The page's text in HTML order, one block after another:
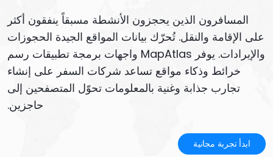
المسافرون الذين يحجزون الأنشطة مسبقاً ينفقون أكثر
على الإقامة والنقل. تُحرّك بيانات المواقع الجيدة الحجوزات
والإيرادات. يوفر MapAtlas واجهات برمجة تطبيقات رسم
خرائط وذكاء مواقع تساعد شركات السفر على إنشاء
تجارب جذابة وغنية بالمعلومات تحوّل المتصفحين إلى
حاجزين.
ابدأ تجربة مجانية